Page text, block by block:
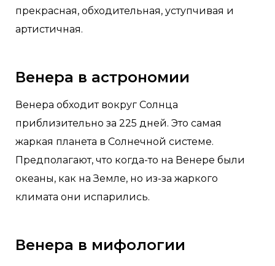
прекрасная, обходительная, уступчивая и
артистичная.
Венера в астрономии
Венера обходит вокруг Солнца
приблизительно за 225 дней. Это самая
жаркая планета в Солнечной системе.
Предполагают, что когда-то на Венере были
океаны, как на Земле, но из-за жаркого
климата они испарились.
Венера в мифологии